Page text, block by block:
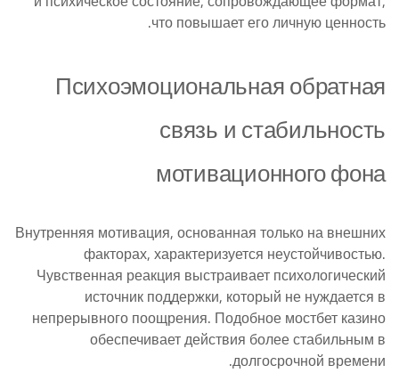
что повышает его личную ценность.
Психоэмоциональная обратная
связь и стабильность
мотивационного фона
Внутренняя мотивация, основанная только на внешних
факторах, характеризуется неустойчивостью.
Чувственная реакция выстраивает психологический
источник поддержки, который не нуждается в
непрерывного поощрения. Подобное мостбет казино
обеспечивает действия более стабильным в
долгосрочной времени.